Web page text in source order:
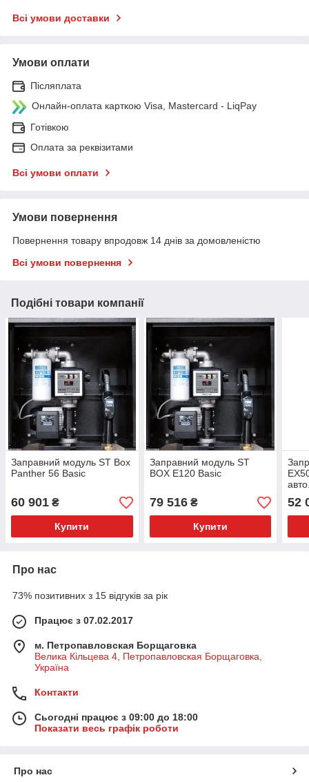
Всі умови доставки
Умови оплати
Післяплата
Онлайн-оплата карткою Visa, Mastercard - LiqPay
Готівкою
Оплата за реквізитами
Всі умови оплати
Умови повернення
Повернення товару впродовж 14 днів за домовленістю
Всі умови повернення
Подібні товари компанії
Заправний модуль ST Box
Panther 56 Basic
60 901 ₴
Купити
Заправний модуль ST
BOX E120 Basic
79 516₴
Купити
52
Про нас
73% позитивних з 15 відгуків за рік
Працює з 07.02.2017
м. Петропавловская Борщаговка
Велика Кільцева 4, Петропавловская Борщаговка,
Україна
Контакти
Сьогодні працює з 09:00 до 18:00
Показати весь графік роботи
Про нас